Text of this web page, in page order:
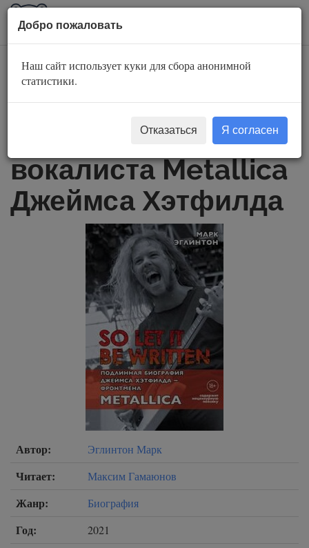
AuBook.org
So let it be written:
подлинная
биография
вокалиста Metallica
Джеймса Хэтфилда
Автор: Эглинтон Марк
Читает: Максим Гамаюнов
Жанр: Биография
Год: 2021
Добро пожаловать
Наш сайт использует куки для сбора анонимной
статистики.
Отказаться Я согласен